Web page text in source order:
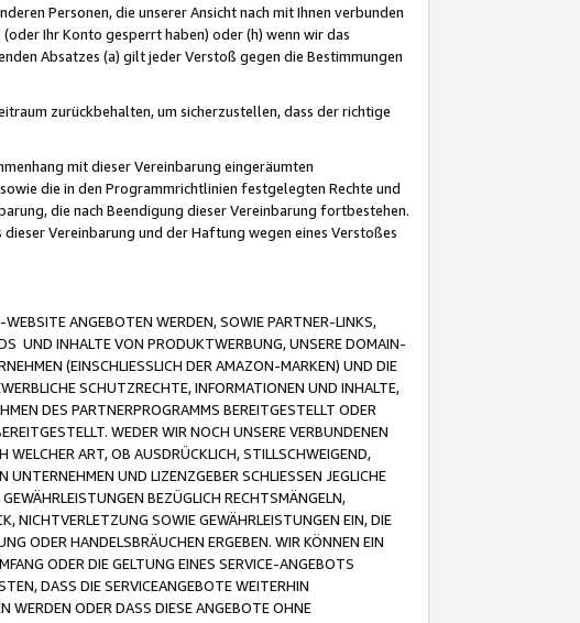
Personen, die unserer Ansicht nach mit Ihnen verbunden
Ihr Konto gesperrt haben) oder (h) wenn wir das
Absatzes (a) gilt jeder Verstoß gegen die Bestimmungen
zurückbehalten, um sicherzustellen, dass der richtige
mit dieser Vereinbarung eingeräumten
die in den Programmrichtlinien festgelegten Rechte und
die nach Beendigung dieser Vereinbarung fortbestehen.
Vereinbarung und der Haftung wegen eines Verstoßes
ANGEBOTEN WERDEN, SOWIE PARTNER-LINKS,
UND INHALTE VON PRODUKTWERBUNG, UNSERE DOMAIN-
(EINSCHLIESSLICH DER AMAZON-MARKEN) UND DIE
SCHUTZRECHTE, INFORMATIONEN UND INHALTE,
DES PARTNERPROGRAMMS BEREITGESTELLT ODER
WEDER WIR NOCH UNSERE VERBUNDENEN
WELCHER ART, OB AUSDRÜCKLICH, STILLSCHWEIGEND,
UND LIZENZGEBER SCHLIESSEN JEGLICHE
BEZÜGLICH RECHTSMÄNGELN,
NICHTVERLETZUNG SOWIE GEWÄHRLEISTUNGEN EIN, DIE
ODER HANDELSBRÄUCHEN ERGEBEN. WIR KÖNNEN EIN
ODER DIE GELTUNG EINES SERVICE-ANGEBOTS
DASS DIE SERVICEANGEBOTE WEITERHIN
WERDEN ODER DASS DIESE ANGEBOTE OHNE